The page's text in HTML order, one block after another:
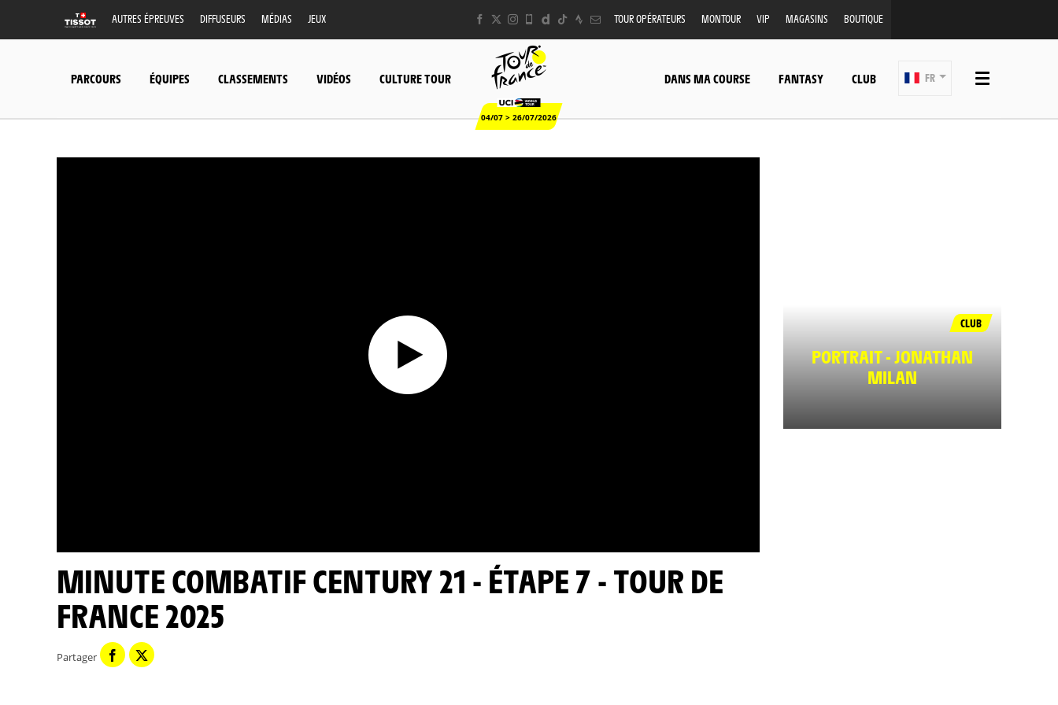
AUTRES ÉPREUVES DIFFUSEURS MÉDIAS JEUX TOUR OPÉRATEURS MONTOUR VIP MAGASINS BOUTIQUE
PARCOURS ÉQUIPES CLASSEMENTS VIDÉOS CULTURE TOUR
04/07 > 26/07/2026
DANS MA COURSE FANTASY CLUB FR
MINUTE COMBATIF CENTURY 21 - ÉTAPE 7 - TOUR DE
FRANCE 2025
Partager
CLUB
PORTRAIT - JONATHAN
MILAN